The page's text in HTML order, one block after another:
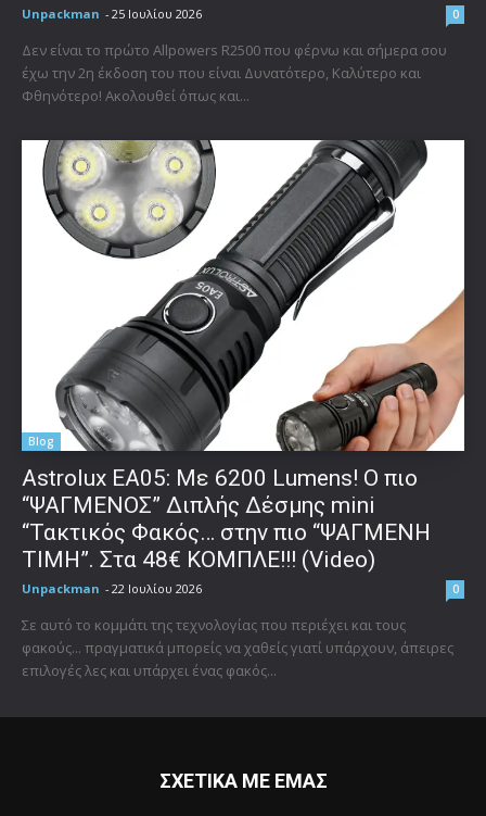
Unpackman - 25 Ιουλίου 2026 0
Δεν είναι το πρώτο Allpowers R2500 που φέρνω και σήμερα σου
έχω την 2η έκδοση του που είναι Δυνατότερο, Καλύτερο και
Φθηνότερο! Ακολουθεί όπως και...
Blog
Astrolux ΕΑ05: Με 6200 Lumens! Ο πιο
“ΨΑΓΜΕΝΟΣ” Διπλής Δέσμης mini
“Τακτικός Φακός… στην πιο “ΨΑΓΜΕΝΗ
ΤΙΜΗ”. Στα 48€ ΚΟΜΠΛΕ!!! (Video)
Unpackman - 22 Ιουλίου 2026 0
Σε αυτό το κομμάτι της τεχνολογίας που περιέχει και τους
φακούς... πραγματικά μπορείς να χαθείς γιατί υπάρχουν, άπειρες
επιλογές λες και υπάρχει ένας φακός...
ΣΧΕΤΙΚΑ ΜΕ ΕΜΑΣ